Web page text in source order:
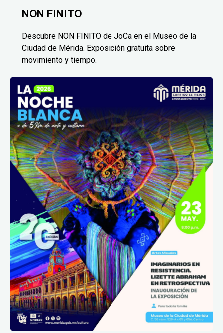
NON FINITO
Descubre NON FINITO de JoCa en el Museo de la
Ciudad de Mérida. Exposición gratuita sobre
movimiento y tiempo.